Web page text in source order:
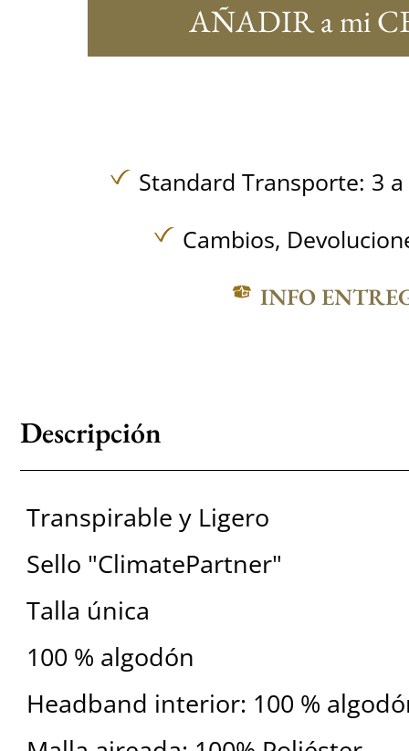
AÑADIR a mi
Standard Transporte: 3
Cambios,
INFO
Descripción
Transpirable y Ligero
Sello "ClimatePartner"
Talla única
100 % algodón
Headband interior: 100 %